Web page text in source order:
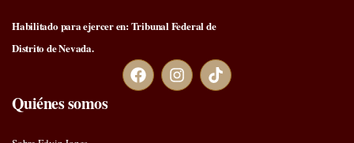
Habilitado para ejercer en: Tribunal Federal de
Distrito de Nevada.
Quiénes somos